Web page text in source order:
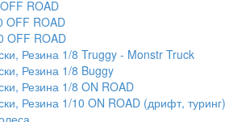
ROAD
OFF ROAD
OFF ROAD
Резина 1/8 Truggy - Monstr Truck
Резина 1/8 Buggy
Резина 1/8 ON ROAD
Резина 1/10 ON ROAD (дрифт, туринг)